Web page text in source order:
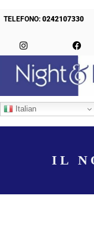
TELEFONO:0242107330
Italian
IL